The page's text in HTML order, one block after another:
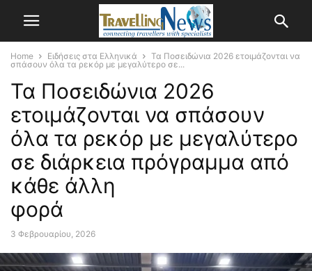
Home Ειδήσεις στα Ελληνικά
Τα Ποσειδώνια 2026 ετοιμάζονται να
σπάσουν όλα τα ρεκόρ με μεγαλύτερο σε...
Τα Ποσειδώνια 2026
ετοιμάζονται να σπάσουν
όλα τα ρεκόρ με μεγαλύτερο
σε διάρκεια πρόγραμμα από
κάθε άλλη
φορά
3 Φεβρουαρίου, 2026